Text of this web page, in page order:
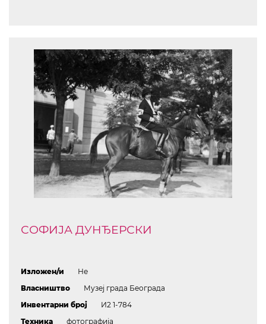
СОФИЈА ДУНЂЕРСКИ
Изложен/и
Не
Власништво
Музеј града Београда
Инвентарни број
И2 1-784
Техника
фотографија